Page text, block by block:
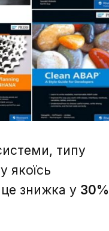
типу
якоїсь
знижка у 30%